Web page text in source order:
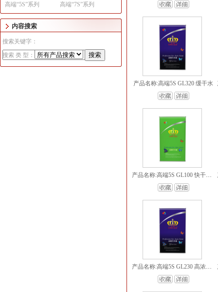
5
高端“5S”系列
高端“7S”系列
内容搜索
搜索关键字：
搜索 类 型：
产品名称:高端5S GL320 缓干水
产品名称:高端5S GL100 快干稀释剂
产品名称:高端5S GL230 高浓慢干固化剂